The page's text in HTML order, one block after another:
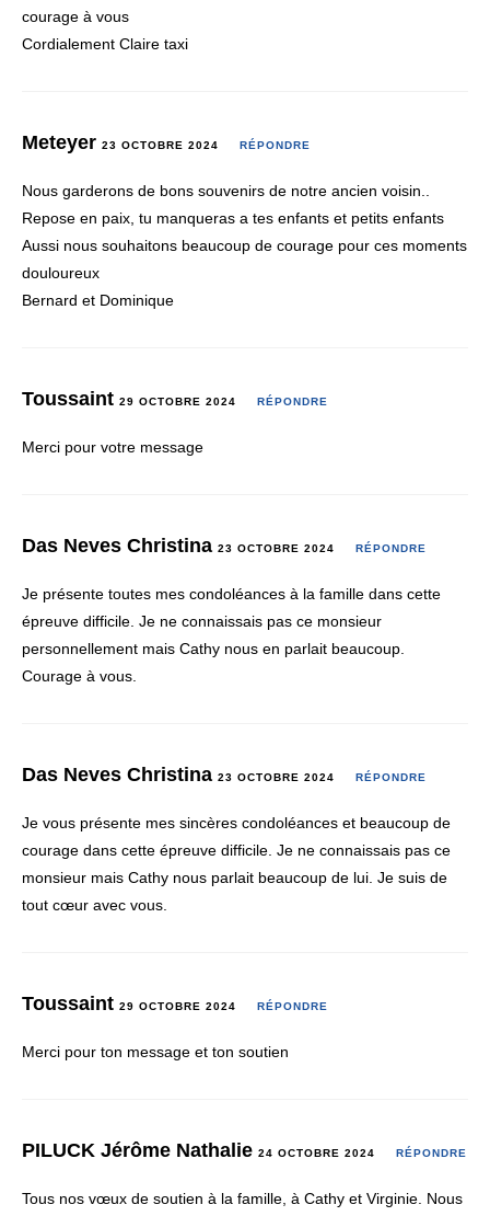
courage à vous
Cordialement Claire taxi
Meteyer 23 OCTOBRE 2024 RÉPONDRE
Nous garderons de bons souvenirs de notre ancien voisin..
Repose en paix, tu manqueras a tes enfants et petits enfants
Aussi nous souhaitons beaucoup de courage pour ces moments
douloureux
Bernard et Dominique
Toussaint 29 OCTOBRE 2024 RÉPONDRE
Merci pour votre message
Das Neves Christina 23 OCTOBRE 2024 RÉPONDRE
Je présente toutes mes condoléances à la famille dans cette
épreuve difficile. Je ne connaissais pas ce monsieur
personnellement mais Cathy nous en parlait beaucoup.
Courage à vous.
Das Neves Christina 23 OCTOBRE 2024 RÉPONDRE
Je vous présente mes sincères condoléances et beaucoup de
courage dans cette épreuve difficile. Je ne connaissais pas ce
monsieur mais Cathy nous parlait beaucoup de lui. Je suis de
tout cœur avec vous.
Toussaint 29 OCTOBRE 2024 RÉPONDRE
Merci pour ton message et ton soutien
PILUCK Jérôme Nathalie 24 OCTOBRE 2024 RÉPONDRE
Tous nos vœux de soutien à la famille, à Cathy et Virginie. Nous